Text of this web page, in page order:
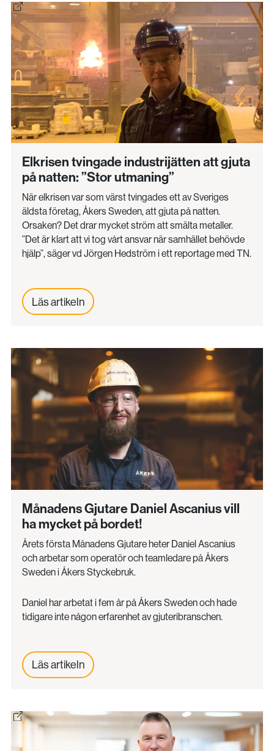
Elkrisen tvingade industrijätten att gjuta
på natten: ”Stor utmaning”
När elkrisen var som värst tvingades ett av Sveriges
äldsta företag, Åkers Sweden, att gjuta på natten.
Orsaken? Det drar mycket ström att smälta metaller.
”Det är klart att vi tog vårt ansvar när samhället behövde
hjälp”, säger vd Jörgen Hedström i ett reportage med TN.
Läs artikeln
Månadens Gjutare Daniel Ascanius vill
ha mycket på bordet!
Årets första Månadens Gjutare heter Daniel Ascanius
och arbetar som operatör och teamledare på Åkers
Sweden i Åkers Styckebruk.
Daniel har arbetat i fem år på Åkers Sweden och hade
tidigare inte någon erfarenhet av gjuteribranschen.
Läs artikeln